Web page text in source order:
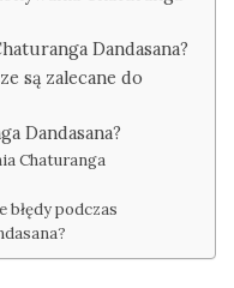
Dandasana?
są zalecane do
Dandasana?
Chaturanga
błędy podczas